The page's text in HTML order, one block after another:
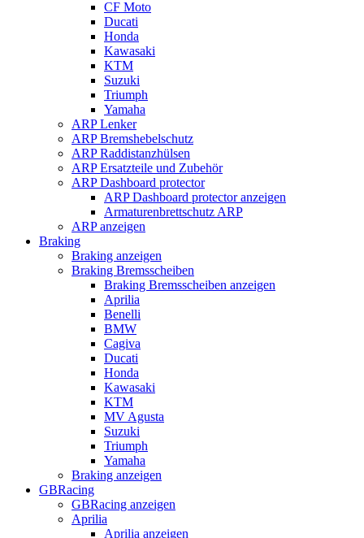
CF Moto
Ducati
Honda
Kawasaki
KTM
Suzuki
Triumph
Yamaha
ARP Lenker
ARP Bremshebelschutz
ARP Raddistanzhülsen
ARP Ersatzteile und Zubehör
ARP Dashboard protector
ARP Dashboard protector anzeigen
Armaturenbrettschutz ARP
ARP anzeigen
Braking
Braking anzeigen
Braking Bremsscheiben
Braking Bremsscheiben anzeigen
Aprilia
Benelli
BMW
Cagiva
Ducati
Honda
Kawasaki
KTM
MV Agusta
Suzuki
Triumph
Yamaha
Braking anzeigen
GBRacing
GBRacing anzeigen
Aprilia
Aprilia anzeigen